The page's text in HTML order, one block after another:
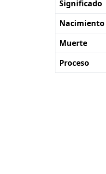
Significado
Nacimiento
Muerte
Proceso